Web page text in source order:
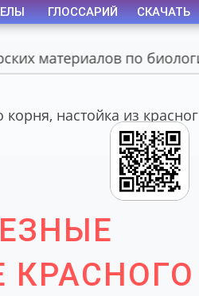
ГЛОССАРИЙ СКАЧАТЬ
по биологии
настойка из
КРАСНОГО